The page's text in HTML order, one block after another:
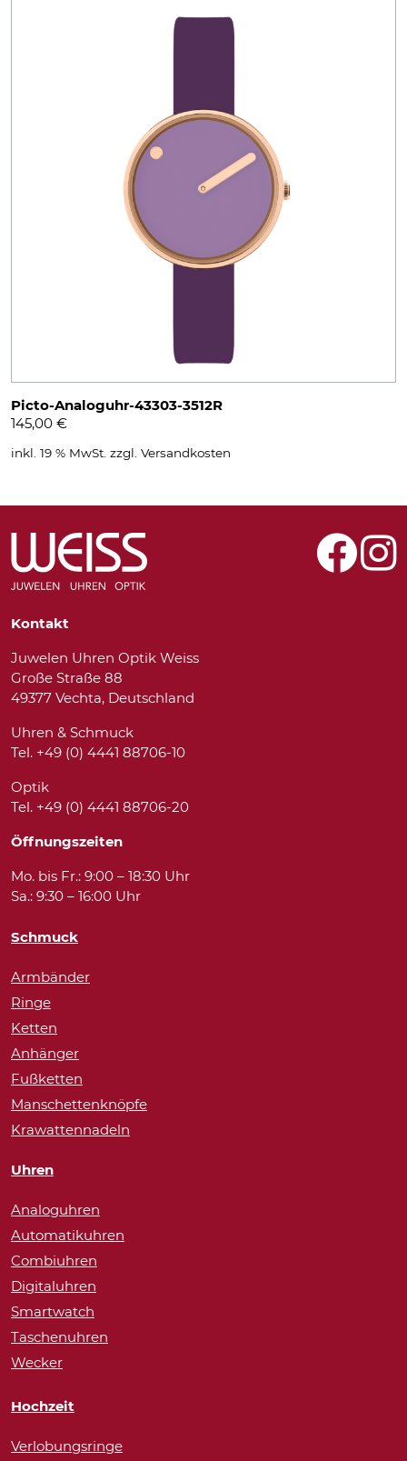
Picto-Analoguhr-43303-3512R
145,00 €
inkl. 19 % MwSt. zzgl. Versandkosten
Kontakt
Juwelen Uhren Optik Weiss
Große Straße 88
49377 Vechta, Deutschland
Uhren & Schmuck
Tel. +49 (0) 4441 88706-10
Optik
Tel. +49 (0) 4441 88706-20
Öffnungszeiten
Mo. bis Fr.: 9:00 – 18:30 Uhr
Sa.: 9:30 – 16:00 Uhr
Schmuck
Armbänder
Ringe
Ketten
Anhänger
Fußketten
Manschettenknöpfe
Krawattennadeln
Uhren
Analoguhren
Automatikuhren
Combiuhren
Digitaluhren
Smartwatch
Taschenuhren
Wecker
Hochzeit
Verlobungsringe